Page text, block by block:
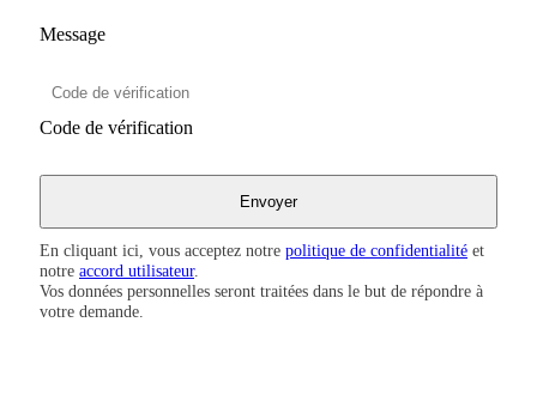
Message
Code de vérification
En cliquant ici, vous acceptez notre politique de confidentialité et
notre accord utilisateur.
Vos données personnelles seront traitées dans le but de répondre à
votre demande.